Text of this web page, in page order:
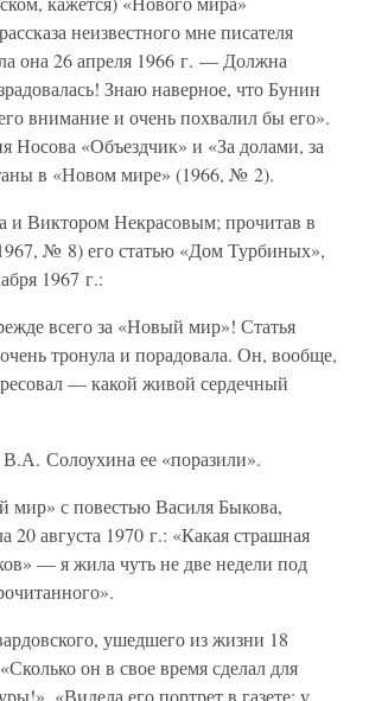
неизвестного мне писателя
она 26 апреля 1966 г. — Должна
Знаю наверное, что Бунин
внимание и очень похвалил бы его».
Носова «Объездчик» и «За долами, за
в «Новом мире» (1966, № 2).
и Виктором Некрасовым; прочитав в
№ 8) его статью «Дом Турбиных»,
1967 г.:
всего за «Новый мир»! Статья
тронула и порадовала. Он, вообще,
— какой живой сердечный
Солоухина ее «поразили».
с повестью Василя Быкова,
20 августа 1970 г.: «Какая страшная
— я жила чуть не две недели под
ушедшего из жизни 18
он в свое время сделал для
«Видела его портрет в газете: у